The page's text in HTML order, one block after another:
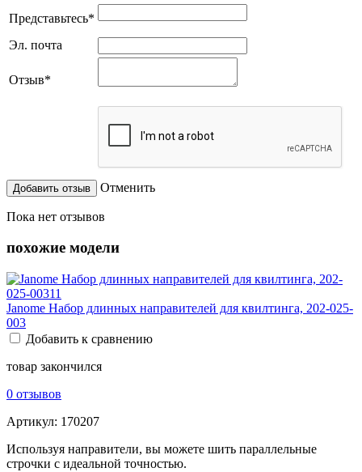
Представьтесь*
Эл. почта
Отзыв*
Отменить
Пока нет отзывов
похожие модели
Janome Набор длинных направителей для квилтинга, 202-025-
003
Добавить к сравнению
товар закончился
0 отзывов
Артикул: 170207
Используя направители, вы можете шить параллельные
строчки с идеальной точностью.